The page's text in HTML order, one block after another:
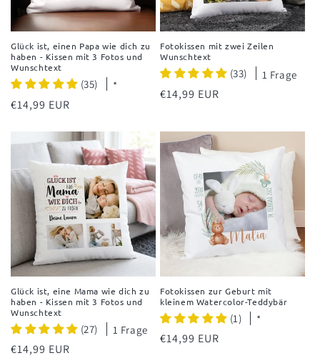
Glück ist, einen Papa wie dich zu
haben - Kissen mit 3 Fotos und
Wunschtext
(35) *
Normaler
€14,99 EUR
Fotokissen mit zwei Zeilen
Wunschtext
(33) 1 Frage
Normaler
€14,99 EUR
Glück ist, eine Mama wie dich zu
haben - Kissen mit 3 Fotos und
Wunschtext
(27) 1 Frage
Normaler
€14,99 EUR
Fotokissen zur Geburt mit
kleinem Watercolor-Teddybär
(1) *
Normaler
€14,99 EUR